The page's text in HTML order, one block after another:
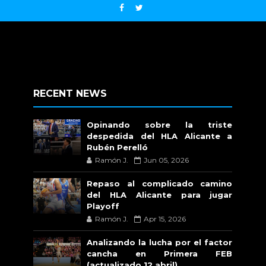
RECENT NEWS
Opinando sobre la triste
despedida del HLA Alicante a
Rubén Perelló
Ramón J. Jun 05, 2026
Repaso al complicado camino
del HLA Alicante para jugar
Playoff
Ramón J. Apr 15, 2026
Analizando la lucha por el factor
cancha en Primera FEB